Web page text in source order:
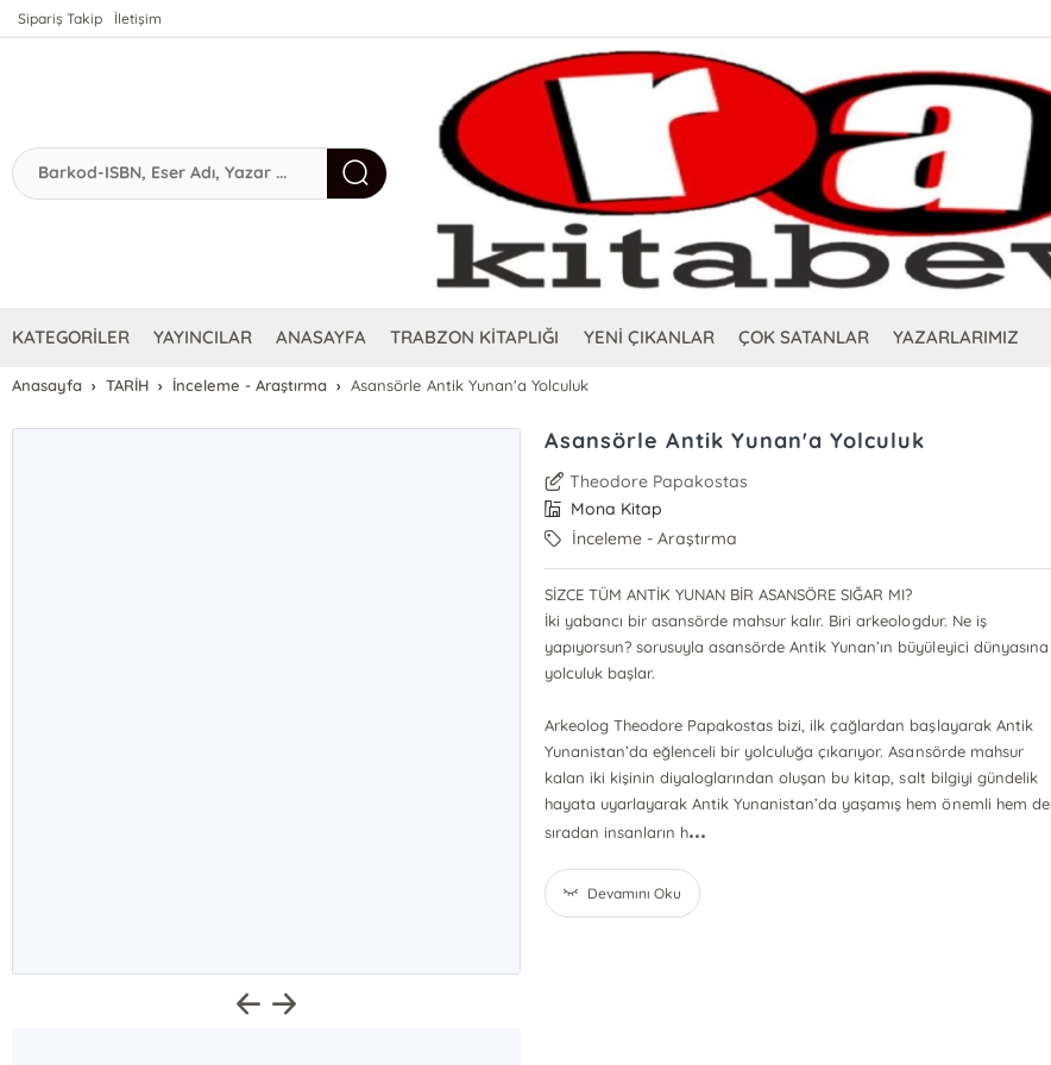
Sipariş Takip İletişim
KATEGORİLER YAYINCILAR ANASAYFA TRABZON KİTAPLIĞI YENİ ÇIKANLAR ÇOK SATANLAR YAZARLARIMIZ
Anasayfa TARİH İnceleme - Araştırma Asansörle Antik Yunan'a Yolculuk
Asansörle Antik Yunan'a Yolculuk
Theodore Papakostas
Mona Kitap
İnceleme - Araştırma
SİZCE TÜM ANTİK YUNAN BİR ASANSÖRE SIĞAR MI?
İki yabancı bir asansörde mahsur kalır. Biri arkeologdur. Ne iş
yapıyorsun? sorusuyla asansörde Antik Yunan’ın büyüleyici dünyasına
yolculuk başlar.
Arkeolog Theodore Papakostas bizi, ilk çağlardan başlayarak Antik
Yunanistan’da eğlenceli bir yolculuğa çıkarıyor. Asansörde mahsur
kalan iki kişinin diyaloglarından oluşan bu kitap, salt bilgiyi gündelik
hayata uyarlayarak Antik Yunanistan’da yaşamış hem önemli hem de
sıradan insanların h...
Devamını Oku